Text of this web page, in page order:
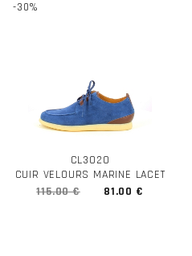
-30%
CL3020
CUIR VELOURS MARINE LACET
115.00 €
81.00 €